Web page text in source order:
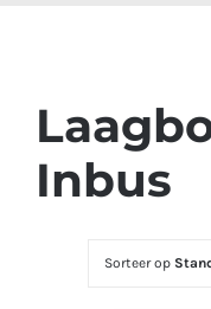
Inbus
Sorteer op